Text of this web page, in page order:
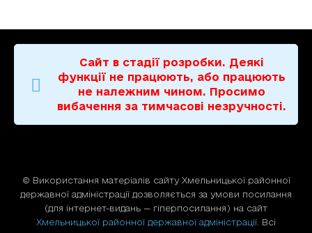
Сайт в стадії розробки. Деякі
функції не працюють, або працюють
не належним чином. Просимо
вибачення за тимчасові незручності.
© Використання матерiалiв сайту Хмельницької районної
державної адміністрації дозволяється за умови посилання
(для iнтернет-видань — гiперпосилання) на сайт
Хмельницької районної державної адміністрації . Всі